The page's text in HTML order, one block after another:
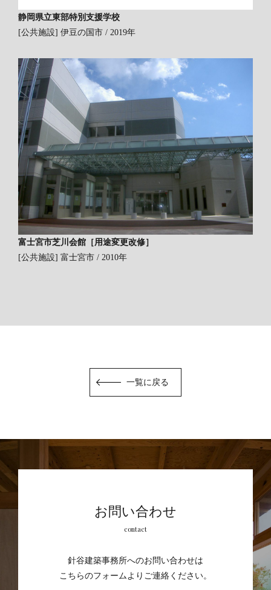
静岡県立東部特別支援学校
[公共施設] 伊豆の国市 / 2019年
富士宮市芝川会館［用途変更改修］
[公共施設] 富士宮市 / 2010年
一覧に戻る
お問い合わせ
contact
針谷建築事務所へのお問い合わせは
こちらのフォームよりご連絡ください。